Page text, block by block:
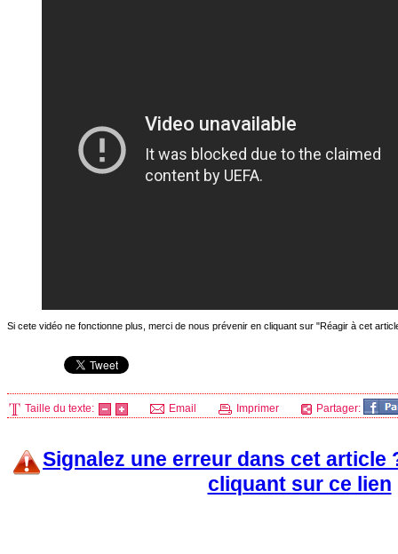
Si cete vidéo ne fonctionne plus, merci de nous prévenir en cliquant sur "Réagir à cet
Taille du texte: Email Imprimer Partager:
Signalez une erreur dans cet article
cliquant sur ce lien